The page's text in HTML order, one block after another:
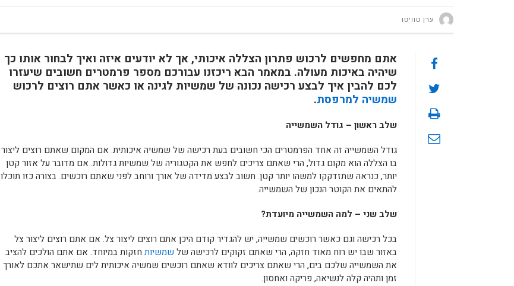
ערן טוויטו
אתם מחפשים לרכוש פתרון הצללה איכותי, אך לא יודעים איזה ואיך לבחור אותו כך
שיהיה באיכות מעולה. במאמר הבא ריכזנו עבורכם מספר פרמטרים חשובים שיעזרו
לכם להבין איך לבצע רכישה נכונה של שמשיות לגינה או כאשר אתם רוצים לרכוש
שמשיה למרפסת.
שלב ראשון – גודל השמשייה
גודל השמשייה זה אחד הפרמטרים הכי חשובים בעת רכישה של שמשיה איכותית. אם המקום שאתם רוצים ליצור
בו הצללה הוא מקום גדול, הרי שאתם צריכים לחפש את הקטגוריה של שמשיות גדולות. אם מדובר על אזור קטן
יותר, כנראה שתזדקקו למשהו יותר קטן. חשוב לבצע מדידה של אורך ורוחב לפני שאתם רוכשים. בצורה כזו תוכלו
להתאים את הקוטר הנכון של השמשייה.
שלב שני – למה השמשייה מיועדת?
בכל רכישה וגם כאשר רוכשים שמשייה, יש להגדיר קודם היכן אתם רוצים ליצור צל. אם אתם רוצים ליצור צל
באזור שבו יש רוח מאוד חזקה, הרי שאתם זקוקים לרכישה של שמשיות חזקות במיוחד. אם אתם הולכים להציב
את השמשייה שלכם בים, הרי שאתם צריכים לוודא שאתם רוכשים שמשיה איכותית לים שתישאר אתכם לאורך
זמן ותהיה קלה לנשיאה, פריקה ואחסון.